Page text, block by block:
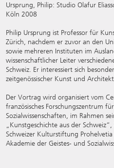
Ursprung, Philip: Studio Olafur
Köln 2008
Philip Ursprung ist Professor für
Zürich, nachdem er zuvor an den
sowie mehreren Instituten im
wissenschaftlicher Leiter
Schweiz. Er interessiert sich
zeitgenössischer Kunst und
Der Vortrag wird organisiert vom
französisches Forschungszentrum
Sozialwissenschaften, im Rahmen
„Kunstgeschichte aus der
Schweizer Kulturstiftung
Akademie der Geistes- und